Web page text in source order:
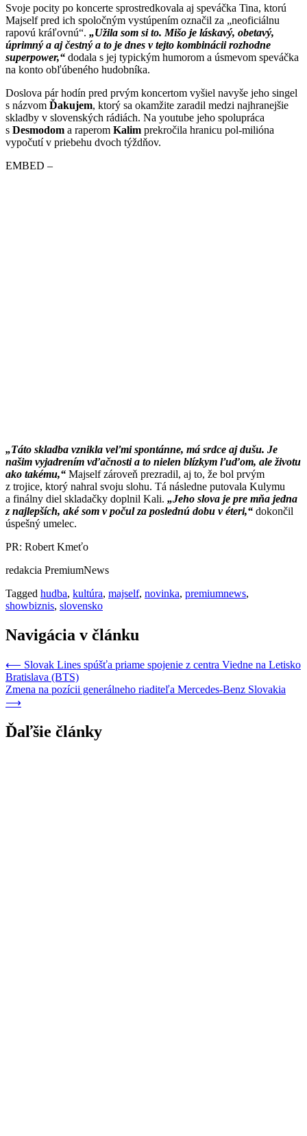
Svoje pocity po koncerte sprostredkovala aj speváčka Tina, ktorú
Majself pred ich spoločným vystúpením označil za „neoficiálnu
rapovú kráľovnú“. „Užila som si to. Mišo je láskavý, obetavý,
úprimný a aj čestný a to je dnes v tejto kombinácii rozhodne
superpower,“ dodala s jej typickým humorom a úsmevom speváčka
na konto obľúbeného hudobníka.
Doslova pár hodín pred prvým koncertom vyšiel navyše jeho singel
s názvom Ďakujem, ktorý sa okamžite zaradil medzi najhranejšie
skladby v slovenských rádiách. Na youtube jeho spolupráca
s Desmodom a raperom Kalim prekročila hranicu pol-milióna
vypočutí v priebehu dvoch týždňov.
EMBED –
„Táto skladba vznikla veľmi spontánne, má srdce aj dušu. Je
našim vyjadrením vďačnosti a to nielen blízkym ľuďom, ale životu
ako takému,“ Majself zároveň prezradil, aj to, že bol prvým
z trojice, ktorý nahral svoju slohu. Tá následne putovala Kulymu
a finálny diel skladačky doplnil Kali. „Jeho slova je pre mňa jedna
z najlepších, aké som v počul za poslednú dobu v éteri,“ dokončil
úspešný umelec.
PR: Robert Kmeťo
redakcia PremiumNews
Tagged hudba, kultúra, majself, novinka, premiumnews,
showbiznis, slovensko
Navigácia v článku
⟵ Slovak Lines spúšťa priame spojenie z centra Viedne na Letisko
Bratislava (BTS)
Zmena na pozícii generálneho riaditeľa Mercedes-Benz Slovakia
⟶
Ďaľšie články